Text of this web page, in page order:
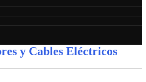
y Cables Eléctricos